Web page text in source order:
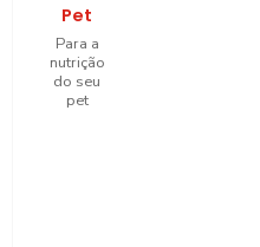
Pet
Para a
nutrição
do seu
pet